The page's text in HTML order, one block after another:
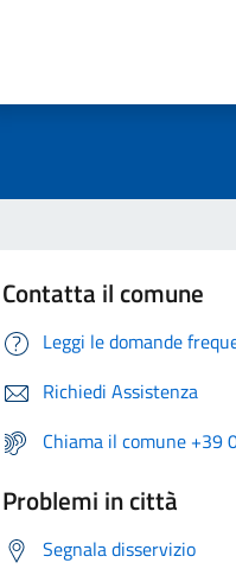
Contatta il comune
Leggi le domande
Richiedi Assistenza
Chiama il comune +39
Problemi in città
Segnala disservizio